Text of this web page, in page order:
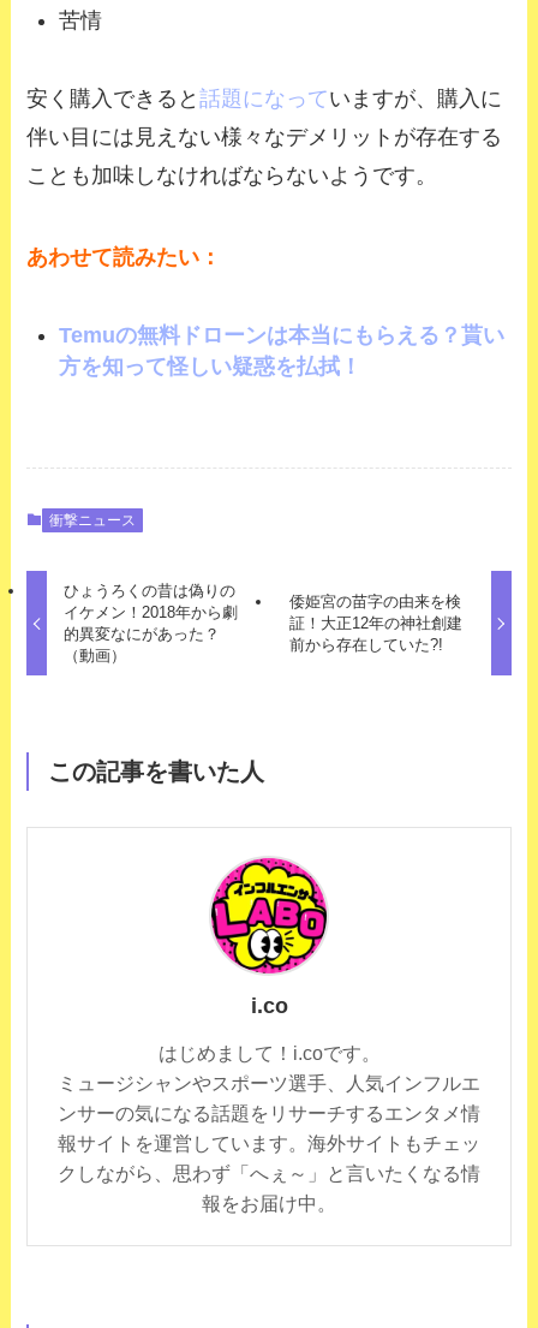
苦情
安く購入できると話題になっていますが、購入に
伴い目には見えない様々なデメリットが存在する
ことも加味しなければならないようです。
あわせて読みたい：
Temuの無料ドローンは本当にもらえる？貰い
方を知って怪しい疑惑を払拭！
衝撃ニュース
ひょうろくの昔は偽りの
イケメン！2018年から劇
的異変なにがあった？
（動画）
倭姫宮の苗字の由来を検
証！大正12年の神社創建
前から存在していた?!
この記事を書いた人
i.co
はじめまして！i.coです。
ミュージシャンやスポーツ選手、人気インフルエ
ンサーの気になる話題をリサーチするエンタメ情
報サイトを運営しています。海外サイトもチェッ
クしながら、思わず「へぇ～」と言いたくなる情
報をお届け中。